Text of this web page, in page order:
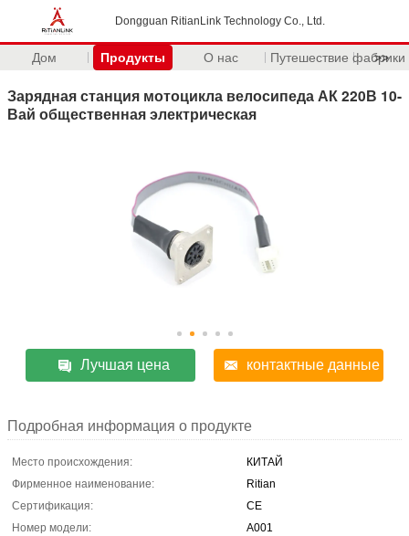
Dongguan RitianLink Technology Co., Ltd.
Дом Продукты О нас Путешествие фабрики
>>
Зарядная станция мотоцикла велосипеда АК 220В 10-
Вай общественная электрическая
Лучшая цена контактные данные
Подробная информация о продукте
Место происхождения:
КИТАЙ
Фирменное наименование:
Ritian
Сертификация:
CE
Номер модели:
А001